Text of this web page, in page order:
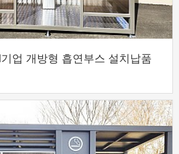
업 개방형 흡연부스 설치납품